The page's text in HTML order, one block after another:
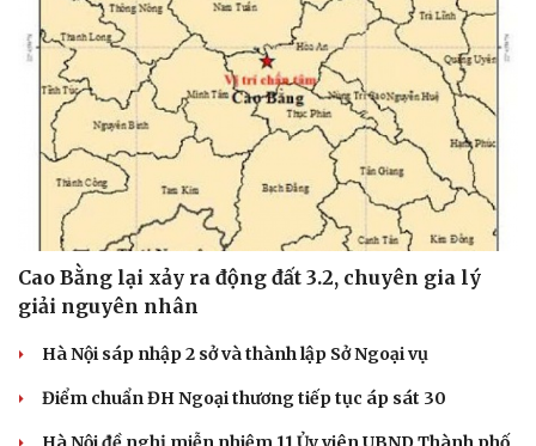
Cao Bằng lại xảy ra động đất 3.2, chuyên gia lý
giải nguyên nhân
Hà Nội sáp nhập 2 sở và thành lập Sở Ngoại vụ
Điểm chuẩn ĐH Ngoại thương tiếp tục áp sát 30